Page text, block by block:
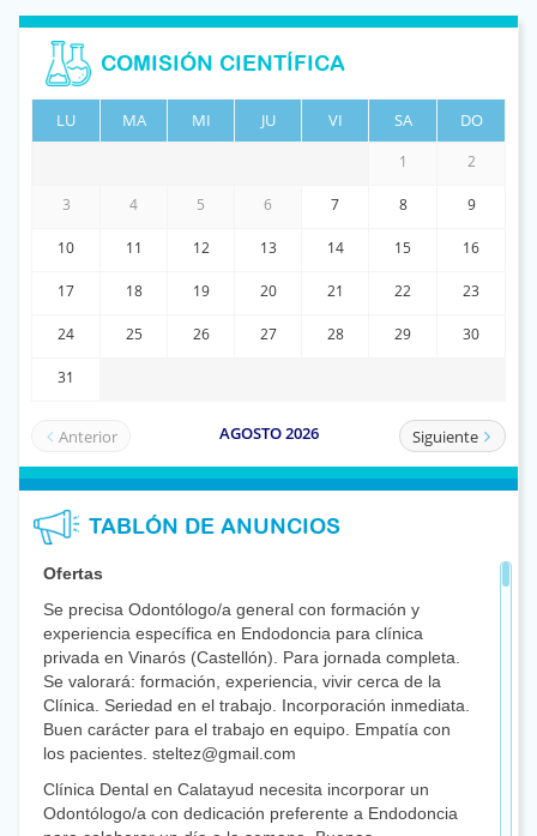
COMISIÓN CIENTÍFICA
TABLÓN DE ANUNCIOS
Ofertas
Se precisa Odontólogo/a general con formación y
experiencia específica en Endodoncia para clínica
privada en Vinarós (Castellón). Para jornada completa.
Se valorará: formación, experiencia, vivir cerca de la
Clínica. Seriedad en el trabajo. Incorporación inmediata.
Buen carácter para el trabajo en equipo. Empatía con
los pacientes. steltez@gmail.com
Clínica Dental en Calatayud necesita incorporar un
Odontólogo/a con dedicación preferente a Endodoncia